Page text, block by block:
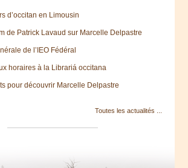
d’occitan en Limousin
de Patrick Lavaud sur Marcelle Delpastre
de l’IEO Fédéral
horaires à la Librariá occitana
pour découvrir Marcelle Delpastre
Toutes les actualités ...